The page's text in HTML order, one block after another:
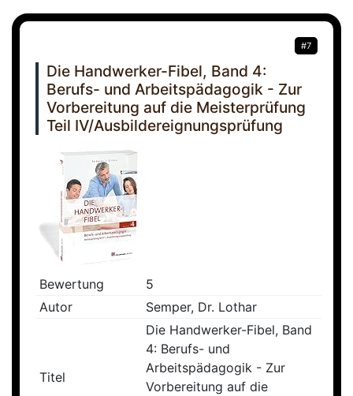
#7
Die Handwerker-Fibel, Band 4:
Berufs- und Arbeitspädagogik - Zur
Vorbereitung auf die Meisterprüfung
Teil IV/Ausbildereignungsprüfung
Bewertung
5
Autor
Semper, Dr. Lothar
Titel
Die Handwerker-Fibel, Band
4: Berufs- und
Arbeitspädagogik - Zur
Vorbereitung auf die